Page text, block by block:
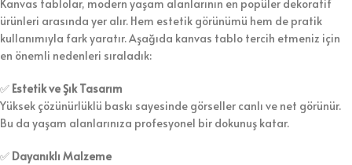
Kanvas tablolar, modern yaşam alanlarının en popüler dekoratif
ürünleri arasında yer alır. Hem estetik görünümü hem de pratik
kullanımıyla fark yaratır. Aşağıda kanvas tablo tercih etmeniz için
en önemli nedenleri sıraladık:
✅ Estetik ve Şık Tasarım
Yüksek çözünürlüklü baskı sayesinde görseller canlı ve net görünür.
Bu da yaşam alanlarınıza profesyonel bir dokunuş katar.
✅ Dayanıklı Malzeme